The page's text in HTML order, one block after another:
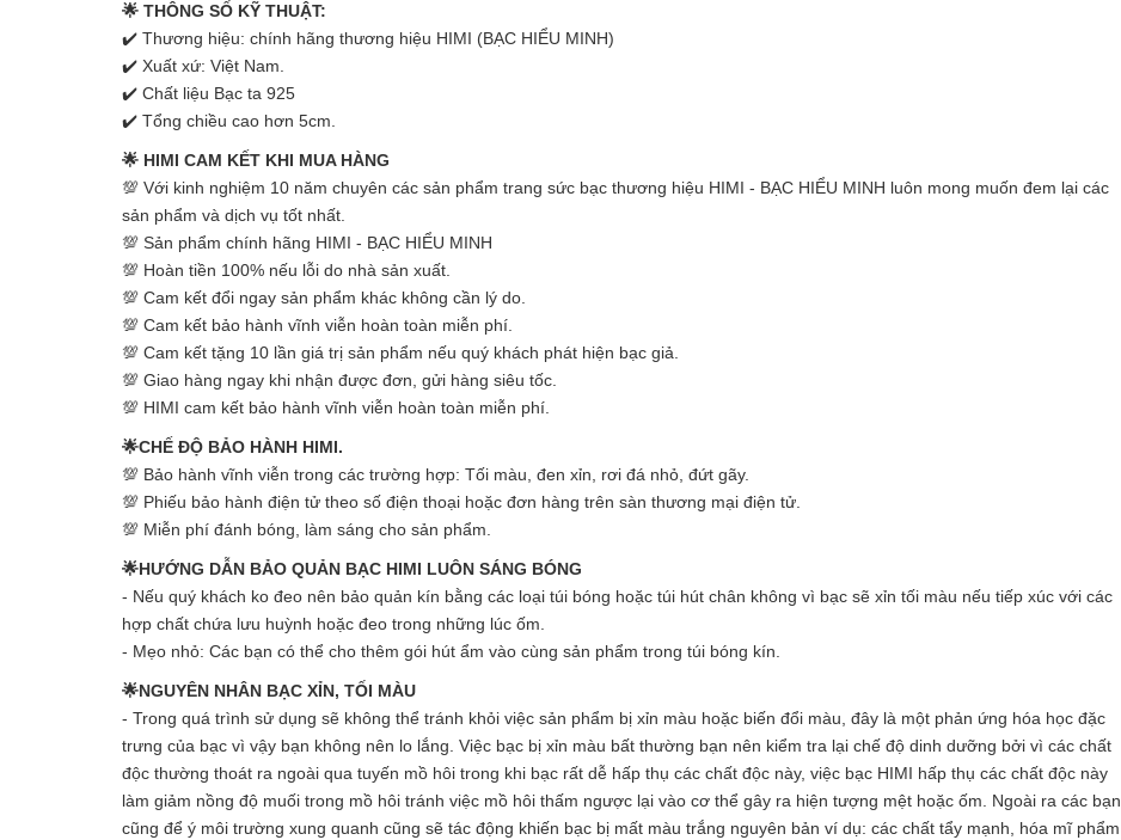
🌟 THÔNG SỐ KỸ THUẬT:
✔️ Thương hiệu: chính hãng thương hiệu HIMI (BẠC HIỂU MINH)
✔️ Xuất xứ: Việt Nam.
✔️ Chất liệu Bạc ta 925
✔️ Tổng chiều cao hơn 5cm.
🌟 HIMI CAM KẾT KHI MUA HÀNG
💯 Với kinh nghiệm 10 năm chuyên các sản phẩm trang sức bạc thương hiệu HIMI - BẠC HIỂU MINH luôn mong muốn đem lại các
sản phẩm và dịch vụ tốt nhất.
💯 Sản phẩm chính hãng HIMI - BẠC HIỂU MINH
💯 Hoàn tiền 100% nếu lỗi do nhà sản xuất.
💯 Cam kết đổi ngay sản phẩm khác không cần lý do.
💯 Cam kết bảo hành vĩnh viễn hoàn toàn miễn phí.
💯 Cam kết tặng 10 lần giá trị sản phẩm nếu quý khách phát hiện bạc giả.
💯 Giao hàng ngay khi nhận được đơn, gửi hàng siêu tốc.
💯 HIMI cam kết bảo hành vĩnh viễn hoàn toàn miễn phí.
🌟CHẾ ĐỘ BẢO HÀNH HIMI.
💯 Bảo hành vĩnh viễn trong các trường hợp: Tối màu, đen xỉn, rơi đá nhỏ, đứt gãy.
💯 Phiếu bảo hành điện tử theo số điện thoại hoặc đơn hàng trên sàn thương mại điện tử.
💯 Miễn phí đánh bóng, làm sáng cho sản phẩm.
🌟HƯỚNG DẪN BẢO QUẢN BẠC HIMI LUÔN SÁNG BÓNG
- Nếu quý khách ko đeo nên bảo quản kín bằng các loại túi bóng hoặc túi hút chân không vì bạc sẽ xỉn tối màu nếu tiếp xúc với các
hợp chất chứa lưu huỳnh hoặc đeo trong những lúc ốm.
- Mẹo nhỏ: Các bạn có thể cho thêm gói hút ẩm vào cùng sản phẩm trong túi bóng kín.
🌟NGUYÊN NHÂN BẠC XỈN, TỐI MÀU
- Trong quá trình sử dụng sẽ không thể tránh khỏi việc sản phẩm bị xỉn màu hoặc biến đổi màu, đây là một phản ứng hóa học đặc
trưng của bạc vì vậy bạn không nên lo lắng. Việc bạc bị xỉn màu bất thường bạn nên kiểm tra lại chế độ dinh dưỡng bởi vì các chất
độc thường thoát ra ngoài qua tuyến mồ hôi trong khi bạc rất dễ hấp thụ các chất độc này, việc bạc HIMI hấp thụ các chất độc này
làm giảm nồng độ muối trong mồ hôi tránh việc mồ hôi thấm ngược lại vào cơ thể gây ra hiện tượng mệt hoặc ốm. Ngoài ra các bạn
cũng để ý môi trường xung quanh cũng sẽ tác động khiến bạc bị mất màu trắng nguyên bản ví dụ: các chất tẩy mạnh, hóa mĩ phẩm